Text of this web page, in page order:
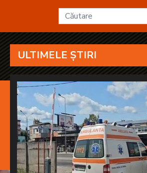
ULTIMELE ȘTIRI